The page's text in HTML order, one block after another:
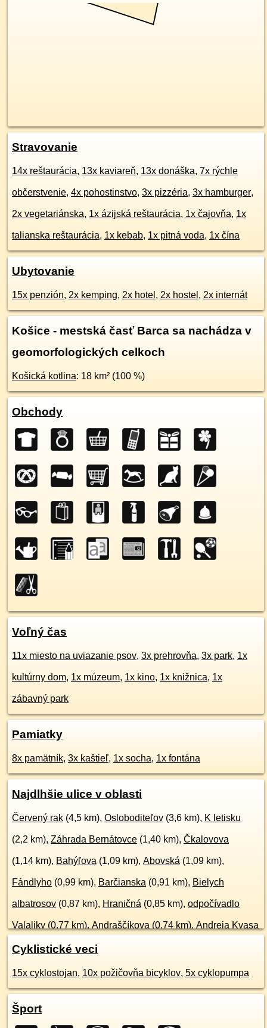
Stravovanie
14x reštaurácia, 13x kaviareň, 13x donáška, 7x rýchle
občerstvenie, 4x pohostinstvo, 3x pizzéria, 3x hamburger,
2x vegetariánska, 1x ázijská reštaurácia, 1x čajovňa, 1x
talianska reštaurácia, 1x kebab, 1x pitná voda, 1x čína
Ubytovanie
15x penzión, 2x kemping, 2x hotel , 2x hostel , 2x internát
Košice - mestská časť Barca sa nachádza v
geomorfologických celkoch
Košická kotlina: 18 km² (100 %)
Obchody
Voľný čas
11x miesto na uviazanie psov, 3x prehrovňa, 3x park, 1x
kultúrny dom, 1x múzeum, 1x kino, 1x knižnica, 1x
zábavný park
Pamiatky
8x pamätník, 3x kaštieľ, 1x socha, 1x fontána
Najdlhšie ulice v oblasti
Červený rak (4,5 km), Osloboditeľov (3,6 km), K letisku
(2,2 km), Záhrada Bernátovce (1,40 km), Čkalovova
(1,14 km), Bahýľova (1,09 km), Abovská (1,09 km),
Fándlyho (0,99 km), Barčianska (0,91 km), Bielych
albatrosov (0,87 km), Hraničná (0,85 km), odpočívadlo
Valaliky (0,77 km), Andraščíkova (0,74 km), Andreja Kvasa
(0,72 km),Gavlovičova
(594 m), Matičná (564 m),Borodáčova (559 m),
Poničanova(536 m),viac ...
Cyklistické veci
15x cyklostojan, 10x požičovňa bicyklov, 5x cyklopumpa
Šport